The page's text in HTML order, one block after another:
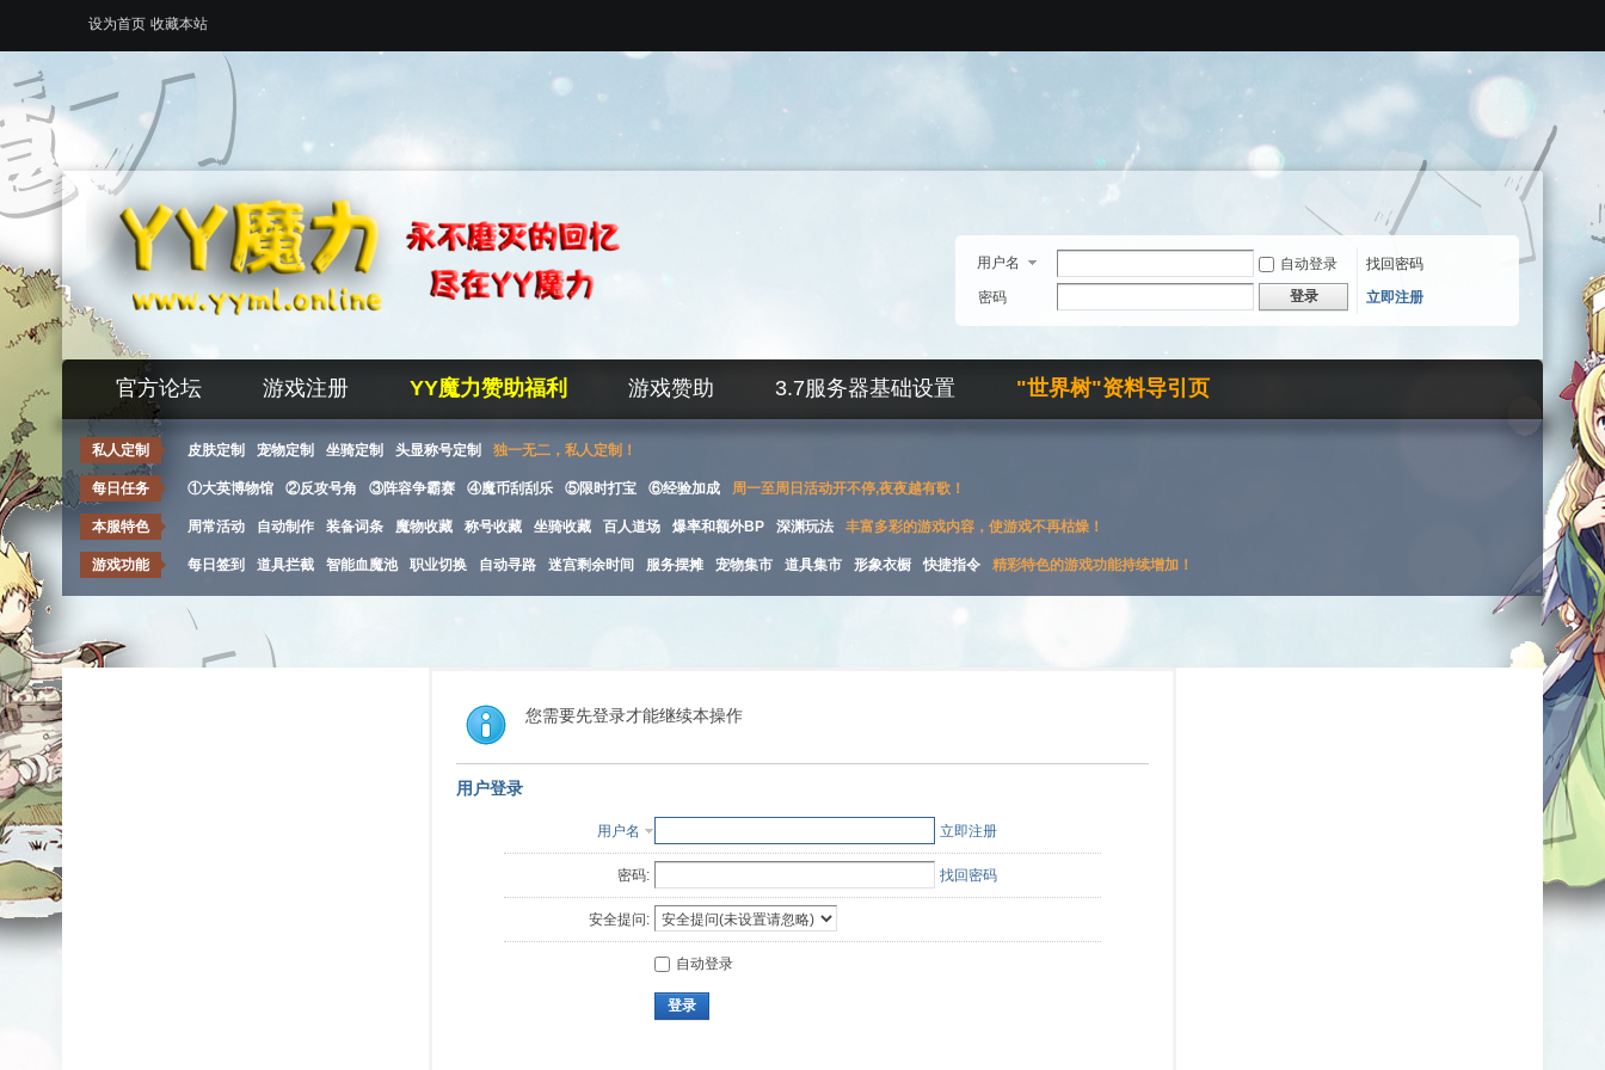
设为首页 收藏本站
用户名 自动登录
找回密码
密码
登录 立即注册
官方论坛 游戏注册 YY魔力赞助福利 游戏赞助 3.7服务器基础设置 "世界树"资料导引页
私人定制 皮肤定制 宠物定制 坐骑定制 头显称号定制 独一无二，私人定制！
每日任务 ①大英博物馆 ②反攻号角 ③阵容争霸赛 ④魔币刮刮乐 ⑤限时打宝 ⑥经验加成 周一至周日活动开不停,夜夜越有歌！
本服特色 周常活动 自动制作 装备词条 魔物收藏 称号收藏 坐骑收藏 百人道场 爆率和额外BP 深渊玩法 丰富多彩的游戏内容，使游戏不再枯燥！
游戏功能 每日签到 道具拦截 智能血魔池 职业切换 自动寻路 迷宫剩余时间 服务摆摊 宠物集市 道具集市 形象衣橱 快捷指令 精彩特色的游戏功能持续增加！
您需要先登录才能继续本操作
用户登录
用户名 立即注册
密码: 找回密码
安全提问:
自动登录
登录